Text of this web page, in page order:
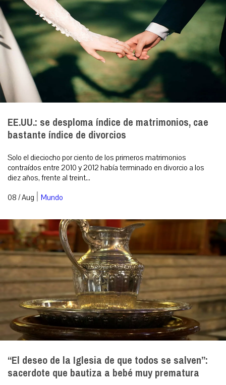
EE.UU.: se desploma índice de matrimonios, cae
bastante índice de divorcios
Solo el dieciocho por ciento de los primeros matrimonios
contraídos entre 2010 y 2012 había terminado en divorcio a los
diez años, frente al treint...
08 / Aug | Mundo
“El deseo de la Iglesia de que todos se salven”:
sacerdote que bautiza a bebé muy prematura